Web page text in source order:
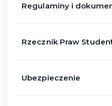
Regulaminy i
Rzecznik Praw
Ubezpieczenie